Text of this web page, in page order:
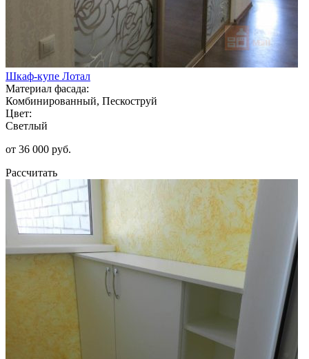
Шкаф-купе Лотал
Материал фасада:
Комбинированный, Пескоструй
Цвет:
Светлый
от 36 000 руб.
Рассчитать